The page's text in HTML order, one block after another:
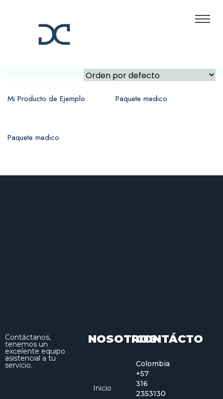
Mi Producto de Ejemplo Paquete medico
Paquete medico
Contáctanos,
tenemos un
excelente equipo
asistencial a tu
servicio.
NOSOTROS
Inicio
CONTÁCTO
Colombia
+57
316
2353130